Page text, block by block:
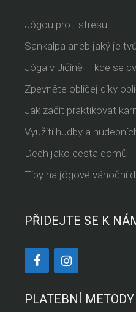
Jógou proti stresu
Sankalpa aneb jaký je
Jóga v Jičíně – kde se
Zpevněte obličej díky
Jak začít praktikovat
Využití hudby a
Dech jako cesta domů
Tipy na jógové vánoční
PŘIDEJTE SE K
PLATEBNÍ METODY